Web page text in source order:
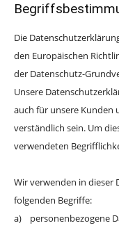
Die
den Europäischen
der Datenschutz-
Unsere
auch für unsere Kunden
verständlich sein. Um
verwendeten
Wir verwenden in dieser
folgenden Begriffe:
a) personenbezogene